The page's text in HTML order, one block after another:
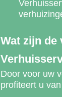
Wat zijn de
Door voor uw
profiteert u